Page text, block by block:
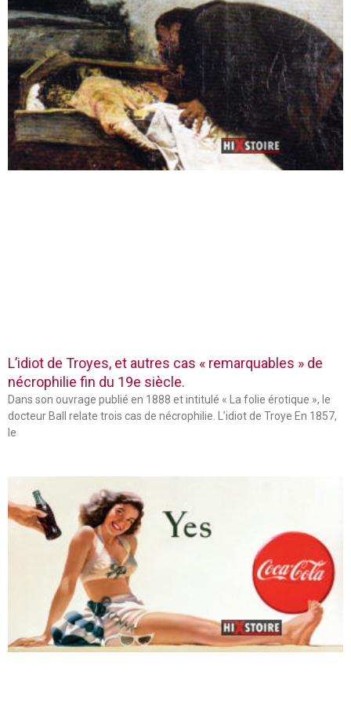
L’idiot de Troyes, et autres cas « remarquables » de
nécrophilie fin du 19e siècle.
Dans son ouvrage publié en 1888 et intitulé « La folie érotique », le
docteur Ball relate trois cas de nécrophilie. L’idiot de Troye En 1857,
le